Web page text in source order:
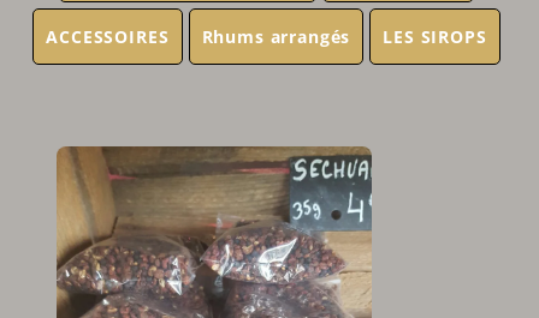
ACCESSOIRES Rhums arrangés LES SIROPS